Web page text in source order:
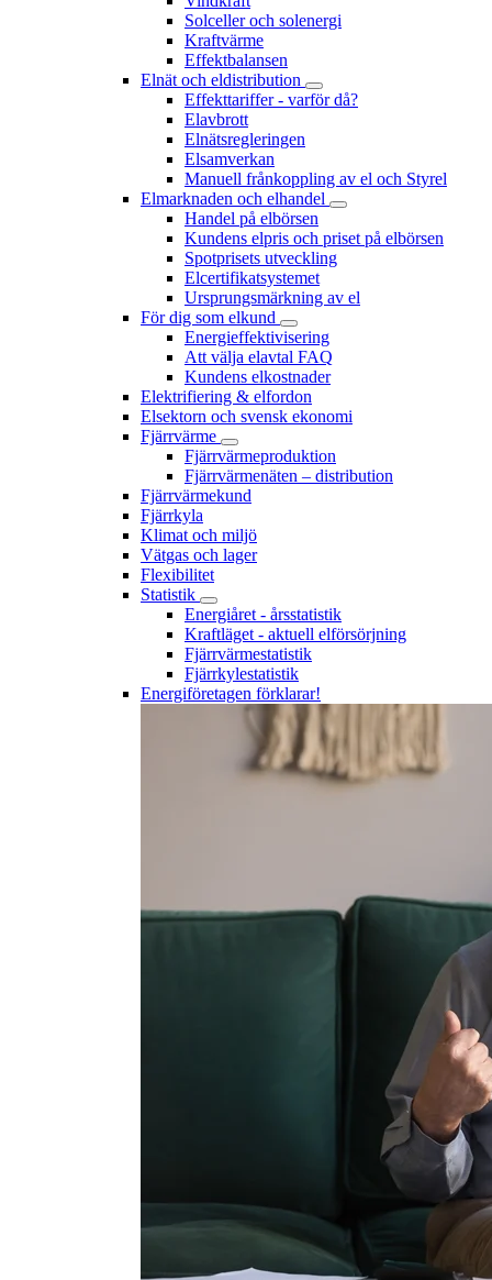
Solceller och solenergi
Kraftvärme
Effektbalansen
Elnät och eldistribution
Effekttariffer - varför då?
Elavbrott
Elnätsregleringen
Elsamverkan
Manuell frånkoppling av el och Styrel
Elmarknaden och elhandel
Handel på elbörsen
Kundens elpris och priset på elbörsen
Spotprisets utveckling
Elcertifikatsystemet
Ursprungsmärkning av el
För dig som elkund
Energieffektivisering
Att välja elavtal FAQ
Kundens elkostnader
Elektrifiering & elfordon
Elsektorn och svensk ekonomi
Fjärrvärme
Fjärrvärmeproduktion
Fjärrvärmenäten – distribution
Fjärrvärmekund
Fjärrkyla
Klimat och miljö
Vätgas och lager
Flexibilitet
Statistik
Energiåret - årsstatistik
Kraftläget - aktuell elförsörjning
Fjärrvärmestatistik
Fjärrkylestatistik
Energiföretagen förklarar!